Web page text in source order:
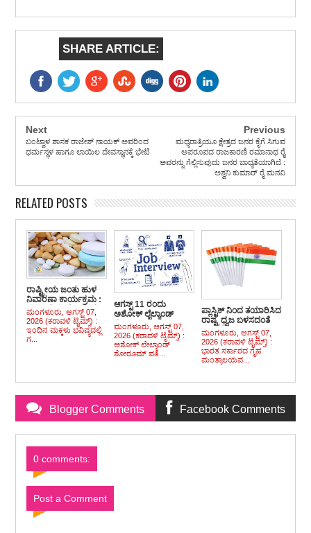
SHARE ARTICLE:
Next
ಬಂಟ್ವಾಳ ಶಾಸಕ ರಾಜೇಶ್ ನಾಯಕ್ ಅವರಿಂದ
ಧರ್ಮಸ್ಥಳ ಹಾಗೂ ಲಾಯಿಲ ದೇವಸ್ಥಾನಕ್ಕೆ ಭೇಟಿ
Previous
ಮಧ್ಯರಾತ್ರಿಯೂ ಕ್ಷೇತ್ರದ ಜನರ ಕೈಗೆ ಸಿಗುವ
ಅಪರೂಪದ ರಾಜಕಾರಣಿ ರಮಾನಾಥ ರೈ
ಅವರನ್ನು ಗೆಲ್ಲಿಸುವುದು ಜನರ ಬಾಧ್ಯತೆಯಾಗಿದೆ :
ಅಶ್ವನಿ ಕುಮಾರ್ ರೈ ಮನವಿ
RELATED POSTS
ರಾಷ್ಟ್ರೀಯ ಜಂತು ಹುಳ
ನಿವಾರಣಾ ಕಾರ್ಯಕ್ರಮ :
ಮಕ್ಕಳಿಗೆ ಮಾತ್ರೆ ವಿತರಣೆ
ಮಂಗಳೂರು, ಆಗಸ್ಟ್ 07,
2026 (ಕರಾವಳಿ ಟೈಮ್ಸ್) :
ಇಂದಿನ ಮಕ್ಕಳು ಭವಿಷ್ಯದಲ್ಲಿ
ಗ...
ಆಗಸ್ಟ್ 11 ರಂದು
ಅಶೋಕ್ ಲೈಲ್ಯಾಂಡ್
ಶೋರೂಂ ವತಿಯಿಂದ
ಉದ್ಯೋಗಾವಕಾಶ
ಸಂದರ್ಶನ
ಮಂಗಳೂರು, ಆಗಸ್ಟ್ 07,
2026 (ಕರಾವಳಿ ಟೈಮ್ಸ್) :
ಅಶೋಕ್ ಲೇಲ್ಯಾಂಡ್
ಶೋರೂಮ್ ವತಿ...
ಪ್ಲಾಸ್ಟಿಕ್ ನಿಂದ ತಯಾರಿಸಿದ
ರಾಷ್ಟ್ರ ಧ್ವಜ ಬಳಸದಂತೆ
ಸೂಚನೆ
ಮಂಗಳೂರು, ಆಗಸ್ಟ್ 07,
2026 (ಕರಾವಳಿ ಟೈಮ್ಸ್) :
ಭಾರತ ಸರ್ಕಾರದ ಗೃಹ
ಮಂತ್ರಾಲಯವ...
Blogger Comments Facebook Comments
0 comments:
Post a Comment